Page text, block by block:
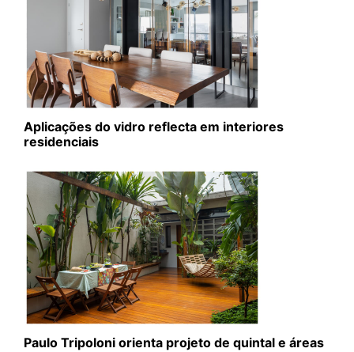
Aplicações do vidro reflecta em interiores
residenciais
Paulo Tripoloni orienta projeto de quintal e áreas